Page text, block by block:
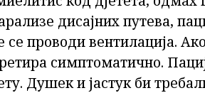
дисајних путева,
проводи вентилација.
симптоматично.
Душек и јастук би